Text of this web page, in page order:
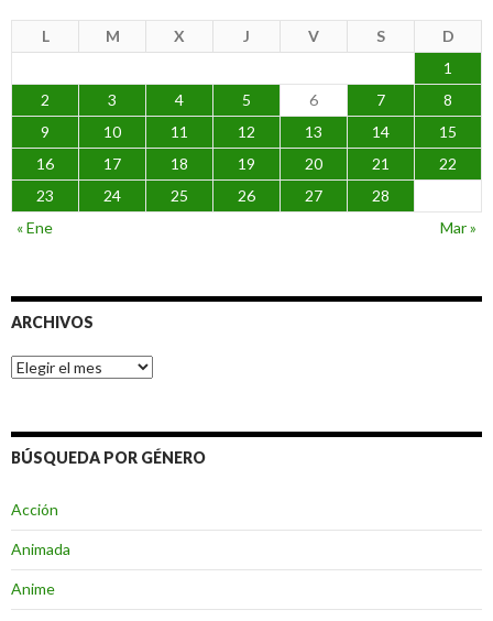
L M X J V S
D
1
2
3 4 5 6 7
8
9
10 11 12 13 14
15
16
17 18 19 20 21
22
23
24 25 26 27
28
« Ene
Mar »
ARCHIVOS
Archivos
BÚSQUEDA POR GÉNERO
Acción
Animada
Anime